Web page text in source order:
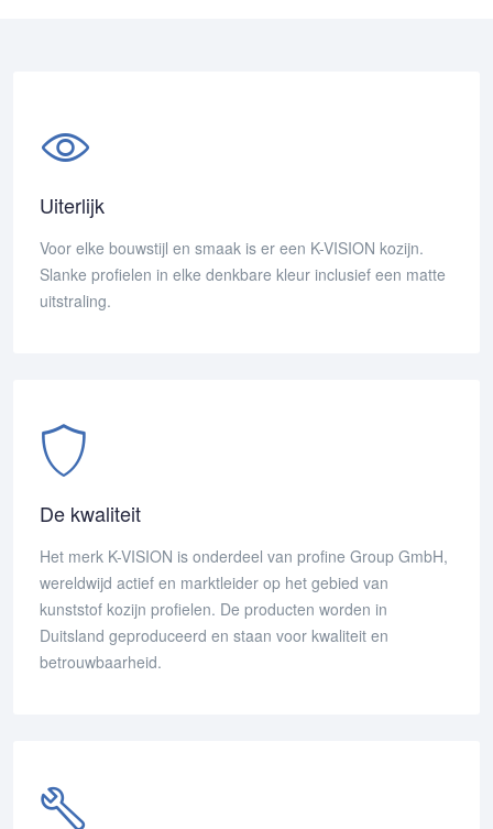
Uiterlijk
Voor elke bouwstijl en smaak is er een K-VISION kozijn.
Slanke profielen in elke denkbare kleur inclusief een matte
uitstraling.
De kwaliteit
Het merk K-VISION is onderdeel van profine Group GmbH,
wereldwijd actief en marktleider op het gebied van
kunststof kozijn profielen. De producten worden in
Duitsland geproduceerd en staan voor kwaliteit en
betrouwbaarheid.